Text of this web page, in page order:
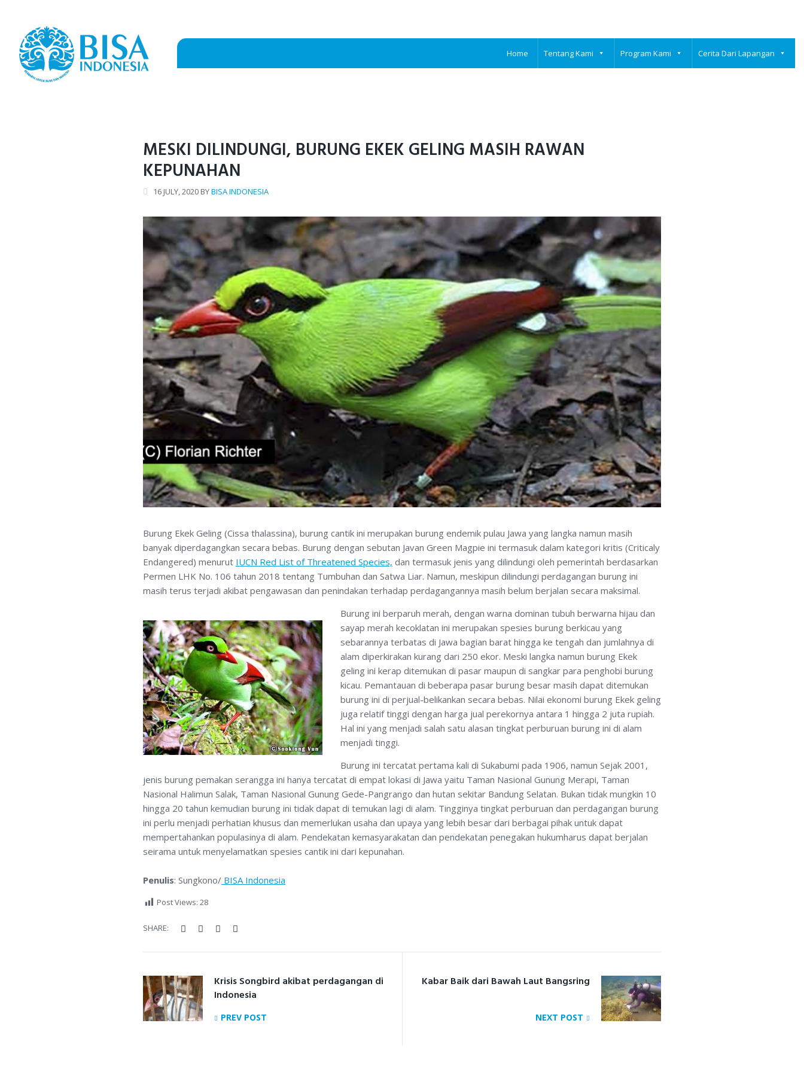
content
Home Tentang Kami Program Kami Cerita Dari Lapangan
MESKI DILINDUNGI, BURUNG EKEK GELING MASIH RAWAN
KEPUNAHAN
16JULY, 2020 BYBISA INDONESIA
Burung Ekek Geling (Cissa thalassina), burung cantik ini merupakan burung endemik pulau Jawa yang langka namun masih
banyak diperdagangkan secara bebas. Burung dengan sebutan Javan Green Magpie ini termasuk dalam kategori kritis (Criticaly
Endangered) menurut IUCN Red List of Threatened Species, dan termasuk jenis yang dilindungi oleh pemerintah berdasarkan
Permen LHK No. 106 tahun 2018 tentang Tumbuhan dan Satwa Liar. Namun, meskipun dilindungi perdagangan burung ini
masih terus terjadi akibat pengawasan dan penindakan terhadap perdagangannya masih belum berjalan secara maksimal.
Burung ini berparuh merah, dengan warna dominan tubuh berwarna hijau dan
sayap merah kecoklatan ini merupakan spesies burung berkicau yang
sebarannya terbatas di Jawa bagian barat hingga ke tengah dan jumlahnya di
alam diperkirakan kurang dari 250 ekor. Meski langka namun burung Ekek
geling ini kerap ditemukan di pasar maupun di sangkar para penghobi burung
kicau. Pemantauan di beberapa pasar burung besar masih dapat ditemukan
burung ini di perjual-belikankan secara bebas. Nilai ekonomi burung Ekek geling
juga relatif tinggi dengan harga jual perekornya antara 1 hingga 2 juta rupiah.
Hal ini yang menjadi salah satu alasan tingkat perburuan burung ini di alam
menjadi tinggi.
Burung ini tercatat pertama kali di Sukabumi pada 1906, namun Sejak 2001,
jenis burung pemakan serangga ini hanya tercatat di empat lokasi di Jawa yaitu Taman Nasional Gunung Merapi, Taman
Nasional Halimun Salak, Taman Nasional Gunung Gede-Pangrango dan hutan sekitar Bandung Selatan. Bukan tidak mungkin 10
hingga 20 tahun kemudian burung ini tidak dapat di temukan lagi di alam. Tingginya tingkat perburuan dan perdagangan burung
ini perlu menjadi perhatian khusus dan memerlukan usaha dan upaya yang lebih besar dari berbagai pihak untuk dapat
mempertahankan populasinya di alam. Pendekatan kemasyarakatan dan pendekatan penegakan hukumharus dapat berjalan
seirama untuk menyelamatkan spesies cantik ini dari kepunahan.
Penulis: Sungkono/ BISA Indonesia
Post Views: 28
SHARE: Facebook
TwitterGoogle+LinkedIn
POST
NAVIGATION
Krisis Songbird akibat perdagangan di
Indonesia
PREV POST
Previous
post:
Kabar Baik dari Bawah Laut Bangsring
NEXT POST
Next
post: